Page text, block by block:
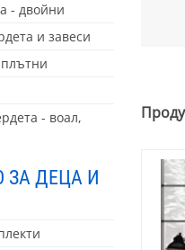
- двойни
и завеси
- воал,
ЗА ДЕЦА И